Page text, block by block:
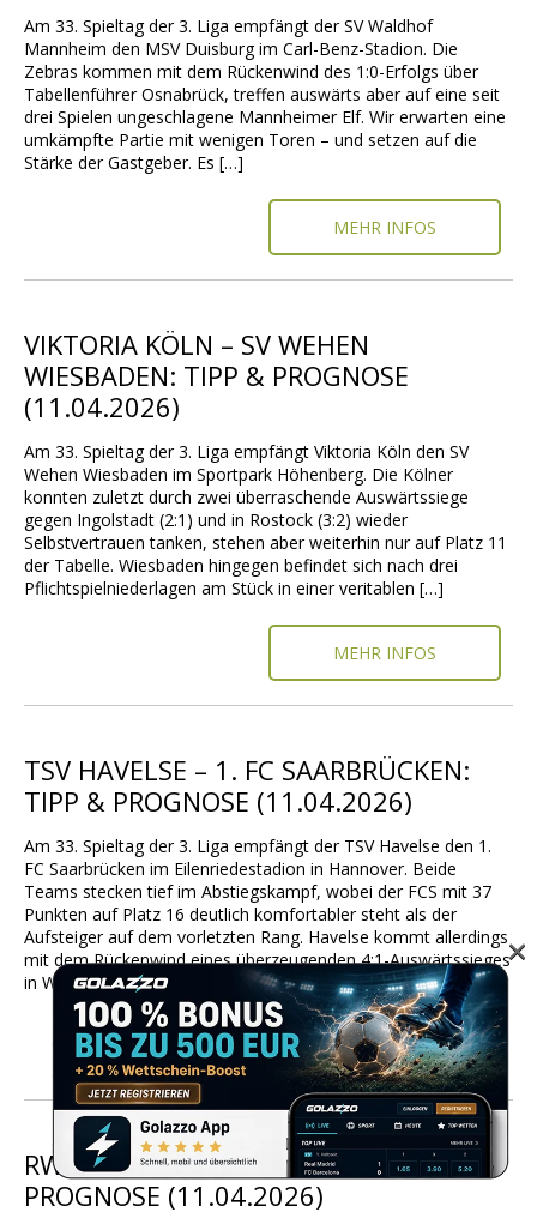
Am 33. Spieltag der 3. Liga empfängt der SV Waldhof
Mannheim den MSV Duisburg im Carl-Benz-Stadion. Die
Zebras kommen mit dem Rückenwind des 1:0-Erfolgs über
Tabellenführer Osnabrück, treffen auswärts aber auf eine seit
drei Spielen ungeschlagene Mannheimer Elf. Wir erwarten eine
umkämpfte Partie mit wenigen Toren – und setzen auf die
Stärke der Gastgeber. Es […]
MEHR INFOS
VIKTORIA KÖLN – SV WEHEN
WIESBADEN: TIPP & PROGNOSE
(11.04.2026)
Am 33. Spieltag der 3. Liga empfängt Viktoria Köln den SV
Wehen Wiesbaden im Sportpark Höhenberg. Die Kölner
konnten zuletzt durch zwei überraschende Auswärtssiege
gegen Ingolstadt (2:1) und in Rostock (3:2) wieder
Selbstvertrauen tanken, stehen aber weiterhin nur auf Platz 11
der Tabelle. Wiesbaden hingegen befindet sich nach drei
Pflichtspielniederlagen am Stück in einer veritablen […]
MEHR INFOS
TSV HAVELSE – 1. FC SAARBRÜCKEN:
TIPP & PROGNOSE (11.04.2026)
Am 33. Spieltag der 3. Liga empfängt der TSV Havelse den 1.
FC Saarbrücken im Eilenriedestadion in Hannover. Beide
Teams stecken tief im Abstiegskampf, wobei der FCS mit 37
Punkten auf Platz 16 deutlich komfortabler steht als der
Aufsteiger auf dem vorletzten Rang. Havelse kommt allerdings
mit dem Rückenwind eines überzeugenden 4:1-Auswärtssieges
in Wiesbaden – […]
MEHR INFOS
RW ESSEN – FC INGOLSTADT: TIPP &
PROGNOSE (11.04.2026)
×